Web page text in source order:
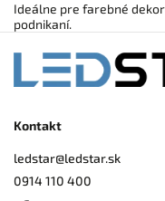
Ideálne pre farebné
podnikaní.
Kontakt
ledstar@ledstar.sk
0914 110 400